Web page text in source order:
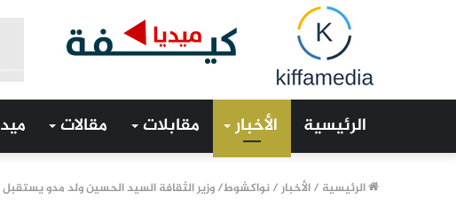
الرئيسية الأخبار مقابلات مقالات
الرئيسية /الأخبار/نواكشوط/ وزير الثقافة السيد الحسين ولد مدو يستقبل